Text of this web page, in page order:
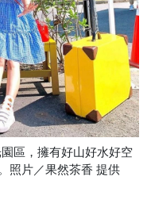
區，擁有好山好水好空
照片／果然茶香 提供